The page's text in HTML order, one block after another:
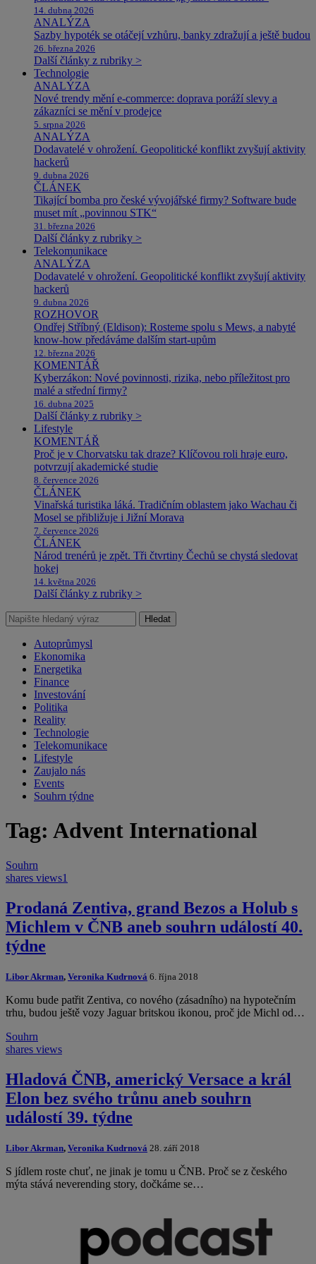
14. dubna 2026
ANALÝZA
Sazby hypoték se otáčejí vzhůru, banky zdražují a ještě budou
26. března 2026
Další články z rubriky >
Technologie
ANALÝZA
Nové trendy mění e-commerce: doprava poráží slevy a
zákazníci se mění v prodejce
5. srpna 2026
ANALÝZA
Dodavatelé v ohrožení. Geopolitické konflikt zvyšují aktivity
hackerů
9. dubna 2026
ČLÁNEK
Tikající bomba pro české vývojářské firmy? Software bude
muset mít „povinnou STK“
31. března 2026
Další články z rubriky >
Telekomunikace
ANALÝZA
Dodavatelé v ohrožení. Geopolitické konflikt zvyšují aktivity
hackerů
9. dubna 2026
ROZHOVOR
Ondřej Stříbný (Eldison): Rosteme spolu s Mews, a nabyté
know-how předáváme dalším start-upům
12. března 2026
KOMENTÁŘ
Kyberzákon: Nové povinnosti, rizika, nebo příležitost pro
malé a střední firmy?
16. dubna 2025
Další články z rubriky >
Lifestyle
KOMENTÁŘ
Proč je v Chorvatsku tak draze? Klíčovou roli hraje euro,
potvrzují akademické studie
8. července 2026
ČLÁNEK
Vinařská turistika láká. Tradičním oblastem jako Wachau či
Mosel se přibližuje i Jižní Morava
7. července 2026
ČLÁNEK
Národ trenérů je zpět. Tři čtvrtiny Čechů se chystá sledovat
hokej
14. května 2026
Další články z rubriky >
Hledat
Autoprůmysl
Ekonomika
Energetika
Finance
Investování
Politika
Reality
Technologie
Telekomunikace
Lifestyle
Zaujalo nás
Events
Souhrn týdne
Tag: Advent International
Souhrn
shares views1
Prodaná Zentiva, grand Bezos a Holub s
Michlem v ČNB aneb souhrn událostí 40.
týdne
Libor Akrman, Veronika Kudrnová 6. října 2018
Komu bude patřit Zentiva, co nového (zásadního) na hypotečním
trhu, budou ještě vozy Jaguar britskou ikonou, proč jde Michl od…
Souhrn
shares views
Hladová ČNB, americký Versace a král
Elon bez svého trůnu aneb souhrn
událostí 39. týdne
Libor Akrman, Veronika Kudrnová 28. září 2018
S jídlem roste chuť, ne jinak je tomu u ČNB. Proč se z českého
mýta stává neverending story, dočkáme se…